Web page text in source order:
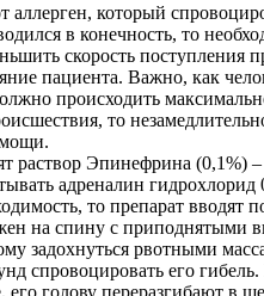
аллерген, который
в конечность, то
скорость поступления
пациента. Важно, как
происходить
то
Эпинефрина (0,1%) –
адреналин гидрохлорид
то препарат
на спину с приподнятыми
задохнуться рвотными
спровоцировать его
голову переразгибают в